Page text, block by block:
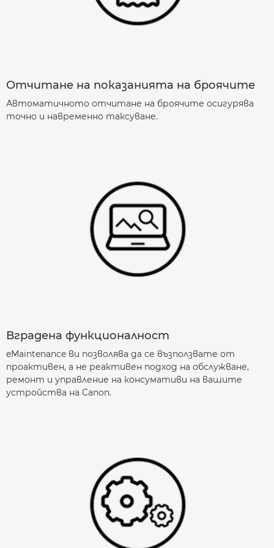
Отчитане на показанията на броячите
Автоматичното отчитане на броячите осигурява
точно и навременно таксуване.
Вградена функционалност
eMaintenance ви позволява да се възползвате от
проактивен, а не реактивен подход на обслужване,
ремонт и управление на консумативи на вашите
устройства на Canon.